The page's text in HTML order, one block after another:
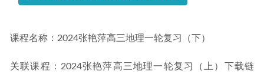
课程名称：2024张艳萍高三地理一轮复习（下）
关联课程：2024张艳萍高三地理一轮复习（上）下载链